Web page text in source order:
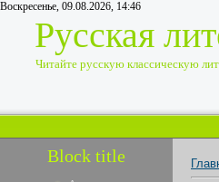
Воскресенье, 09.08.2026, 14:46
Русская
Читайте русскую классическую
Block title